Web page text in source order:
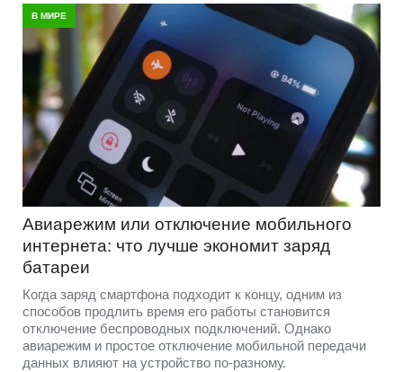
В МИРЕ
Авиарежим или отключение мобильного
интернета: что лучше экономит заряд
батареи
Когда заряд смартфона подходит к концу, одним из
способов продлить время его работы становится
отключение беспроводных подключений. Однако
авиарежим и простое отключение мобильной передачи
данных влияют на устройство по-разному.